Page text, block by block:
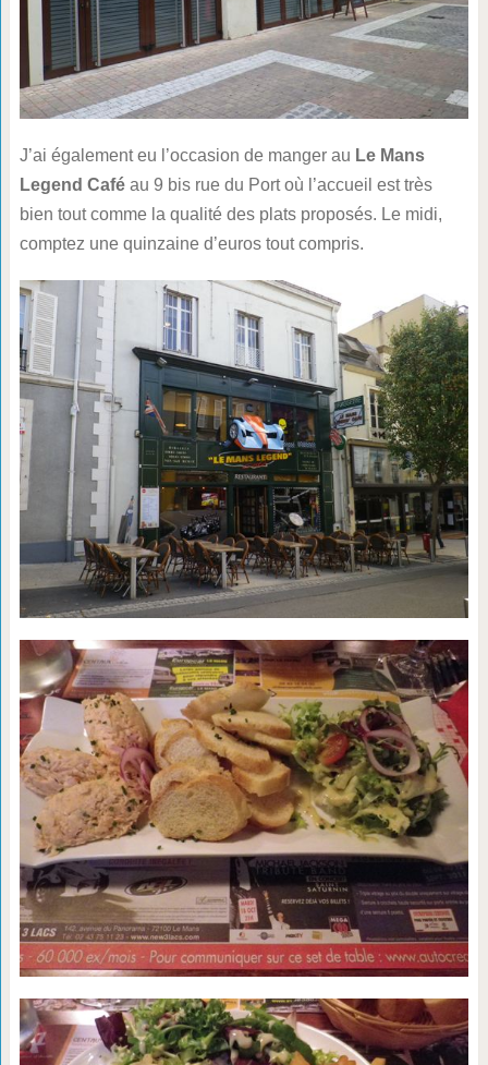
J’ai également eu l’occasion de manger au Le Mans
Legend Caféau 9 bis rue du Port où l’accueil est très
bien tout comme la qualité des plats proposés. Le midi,
comptez une quinzaine d’euros tout compris.